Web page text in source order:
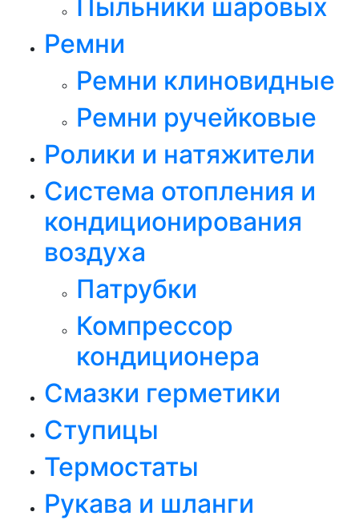
Пыльники шаровых
Ремни
Ремни клиновидные
Ремни ручейковые
Ролики и натяжители
Система отопления и
кондиционирования
воздуха
Патрубки
Компрессор
кондиционера
Смазки герметики
Ступицы
Термостаты
Рукава и шланги